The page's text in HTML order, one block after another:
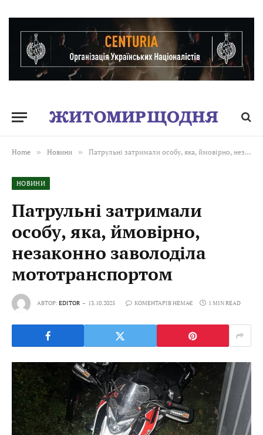
Home » Новини » Патрульні затримали особу, яка, ймовірно, незаконно заволоділа мототранспортом
НОВИНИ
Патрульні затримали
особу, яка, ймовірно,
незаконно заволоділа
мототранспортом
АВТОР:EDITOR 13.10.2025 КОМЕНТАРІВ НЕМАЄ 1 MIN READ